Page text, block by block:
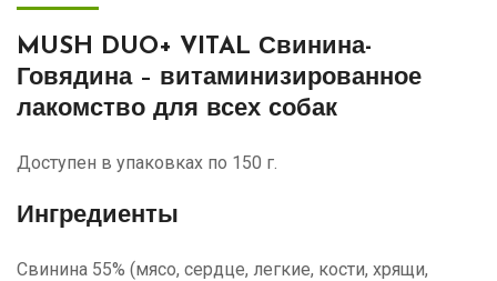
MUSH DUO+ VITAL Свинина-
Говядина– витаминизированное
лакомство для всех собак
Доступен в упаковках по 150 г.
Ингредиенты
Свинина 55% (мясо, сердце, легкие, кости, хрящи,